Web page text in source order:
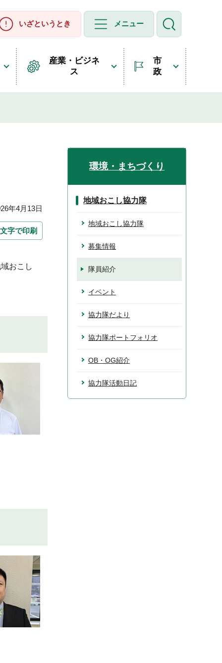
いざというとき メニュー
産業・ビジネ
ス
市
政
年4月13日
字で印刷
おこし
環境・まちづくり
地域おこし協力隊
地域おこし協力隊
募集情報
隊員紹介
イベント
協力隊だより
協力隊ポートフォリオ
OB・OG紹介
協力隊活動日記